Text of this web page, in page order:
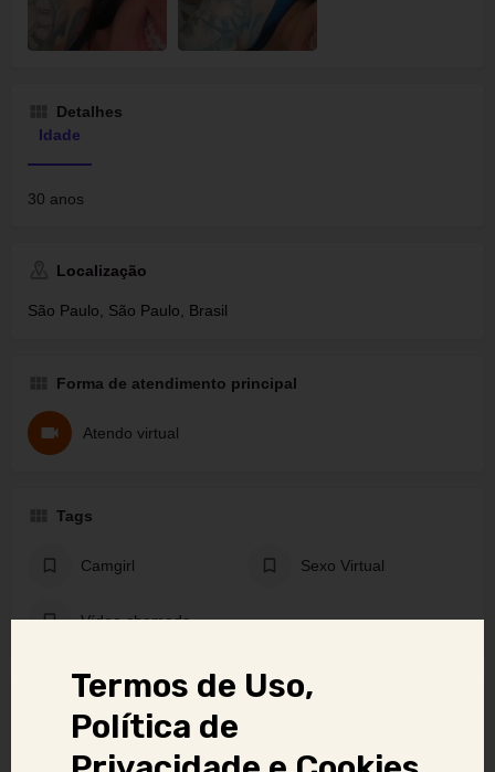
Detalhes
Idade
30 anos
Localização
São Paulo, São Paulo, Brasil
Forma de atendimento principal
Atendo virtual
Tags
Camgirl Sexo Virtual
Vídeo chamada
Denunciar anúncio
Termos de Uso,
Política de